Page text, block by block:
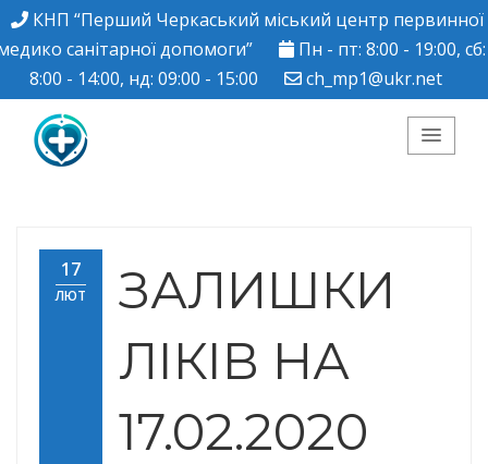
КНП “Перший Черкаський міський центр первинної
санітарної допомоги”
Пн - пт: 8:00 - 19:00, сб:
8:00 - 14:00, нд: 09:00 - 15:00
ch_mp1@ukr.net
Черкаський міський
центр ПМСД"
17
ЛЮТ
ЗАЛИШКИ
ЛІКІВ НА
17.02.2020